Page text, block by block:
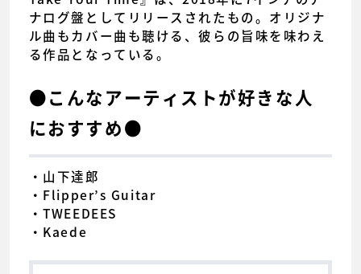
ナログ盤としてリリースされたもの。オリジナ
ル曲もカバー曲も聴ける、彼らの旨味を味わえ
る作品となっている。
●こんなアーティストが好きな人
におすすめ●
・山下達郎
・Flipper’s Guitar
・TWEEDEES
・Kaede